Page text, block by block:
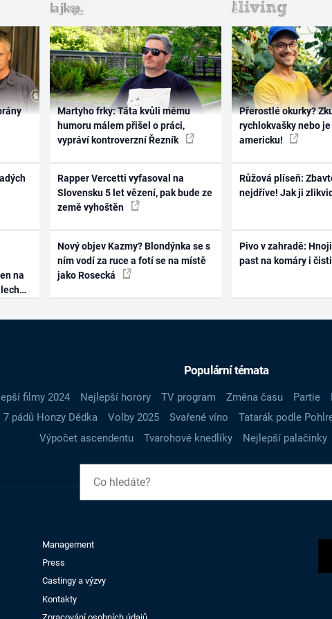
na
Martyho frky: Táta kvůli mému
humoru málem přišel o práci,
vypráví kontroverzní Řezník
Rapper Vercetti vyfasoval na
Slovensku 5 let vězení, pak bude ze
země vyhoštěn
Nový objev Kazmy? Blondýnka se s
ním vodí za ruce a fotí se na místě
jako Rosecká
Přerostlé okurky?
rychlokvašky nebo
americku!
Růžová plíseň:
nejdříve! Jak ji
Pivo v zahradě:
past na komáry i
Populární témata
filmy 2024 Nejlepší horory TV program Změna času Partie
7 pádů Honzy Dědka Volby 2025 Svařené víno Tatarák podle
Výpočet ascendentu
Tvarohové knedlíky Nejlepší palačinky
Management
Press
Castingy a výzvy
Kontakty